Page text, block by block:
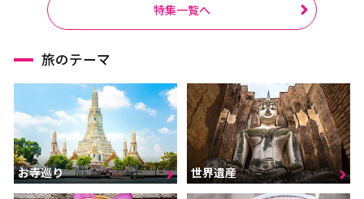
特集一覧へ
旅のテーマ
お寺巡り 世界遺産